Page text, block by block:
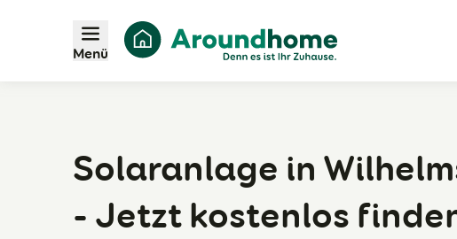
Menü
Solaranlage in
- Jetzt kostenlos